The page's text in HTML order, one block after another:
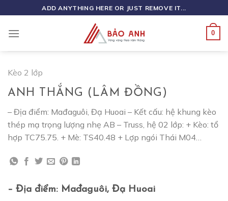
to
content
ADD ANYTHING HERE OR JUST REMOVE IT...
0
Kèo 2 lớp
ANH THẮNG (LÂM ĐỒNG)
– Địa điểm: Mađaguôi, Đạ Huoai – Kết cấu: hệ khung kèo
thép mạ trọng lượng nhẹ AB – Truss, hệ 02 lớp: + Kèo: tổ
hợp TC75.75. + Mè: TS40.48 + Lợp ngói Thái M04…
– Địa điểm: Mađaguôi, Đạ Huoai